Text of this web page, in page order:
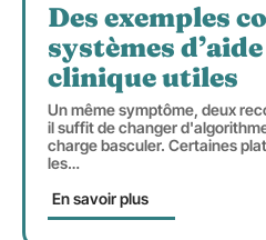
Des exemples
systèmes
clinique utiles
Un même symptôme, deux
il suffit de changer
charge basculer. Certaines
les…
En savoir plus